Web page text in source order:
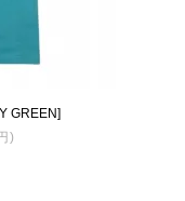
GREEN]
)